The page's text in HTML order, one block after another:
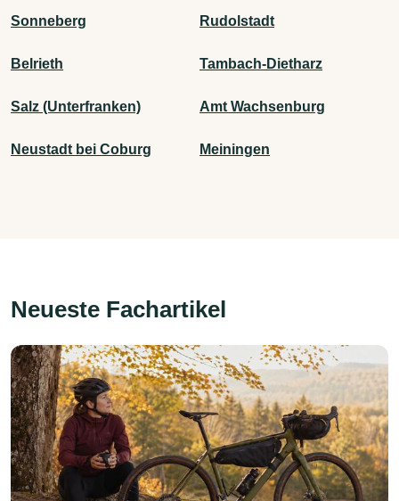
Sonneberg Rudolstadt
Belrieth Tambach-Dietharz
Salz (Unterfranken) Amt Wachsenburg
Neustadt bei Coburg Meiningen
Neueste Fachartikel